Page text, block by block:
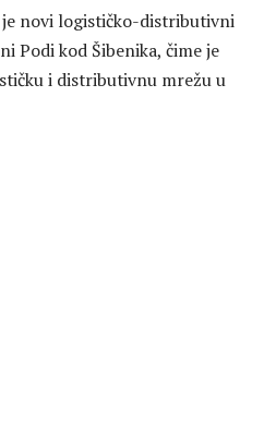
novi logističko-distributivni
Podi kod Šibenika, čime je
i distributivnu mrežu u